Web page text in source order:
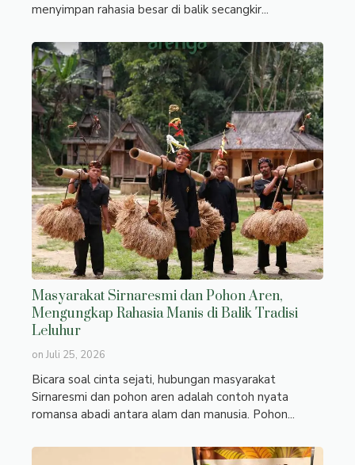
menyimpan rahasia besar di balik secangkir...
Masyarakat Sirnaresmi dan Pohon Aren,
Mengungkap Rahasia Manis di Balik Tradisi
Leluhur
on Juli 25, 2026
Bicara soal cinta sejati, hubungan masyarakat
Sirnaresmi dan pohon aren adalah contoh nyata
romansa abadi antara alam dan manusia. Pohon...